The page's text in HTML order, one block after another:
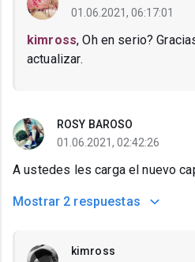
01.06.2021, 06:17:01
kimross, Oh en serio?
actualizar.
ROSY BAROSO
01.06.2021, 02:42:26
A ustedes les carga el nuevo
Mostrar 2 respuestas
kimross